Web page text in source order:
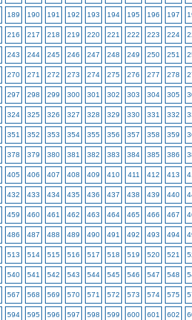
189 190 191 192 193 194 195 196 197
216 217 218 219 220 221 222 223 224
243 244 245 246 247 248 249 250 251
270 271 272 273 274 275 276 277 278
297 298 299 300 301 302 303 304 305
324 325 326 327 328 329 330 331 332
351 352 353 354 355 356 357 358 359
378 379 380 381 382 383 384 385 386
405 406 407 408 409 410 411 412 413
432 433 434 435 436 437 438 439 440
459 460 461 462 463 464 465 466 467
486 487 488 489 490 491 492 493 494
513 514 515 516 517 518 519 520 521
540 541 542 543 544 545 546 547 548
567 568 569 570 571 572 573 574 575
594 595 596 597 598 599 600 601 602